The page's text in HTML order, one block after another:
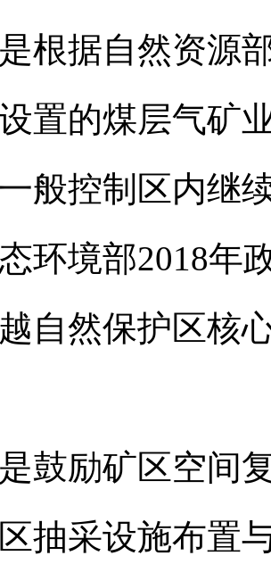
据自然资源部
置的煤层气矿
般控制区内继
环境部2018年
越自然保护区核
励矿区空间复
抽采设施布置